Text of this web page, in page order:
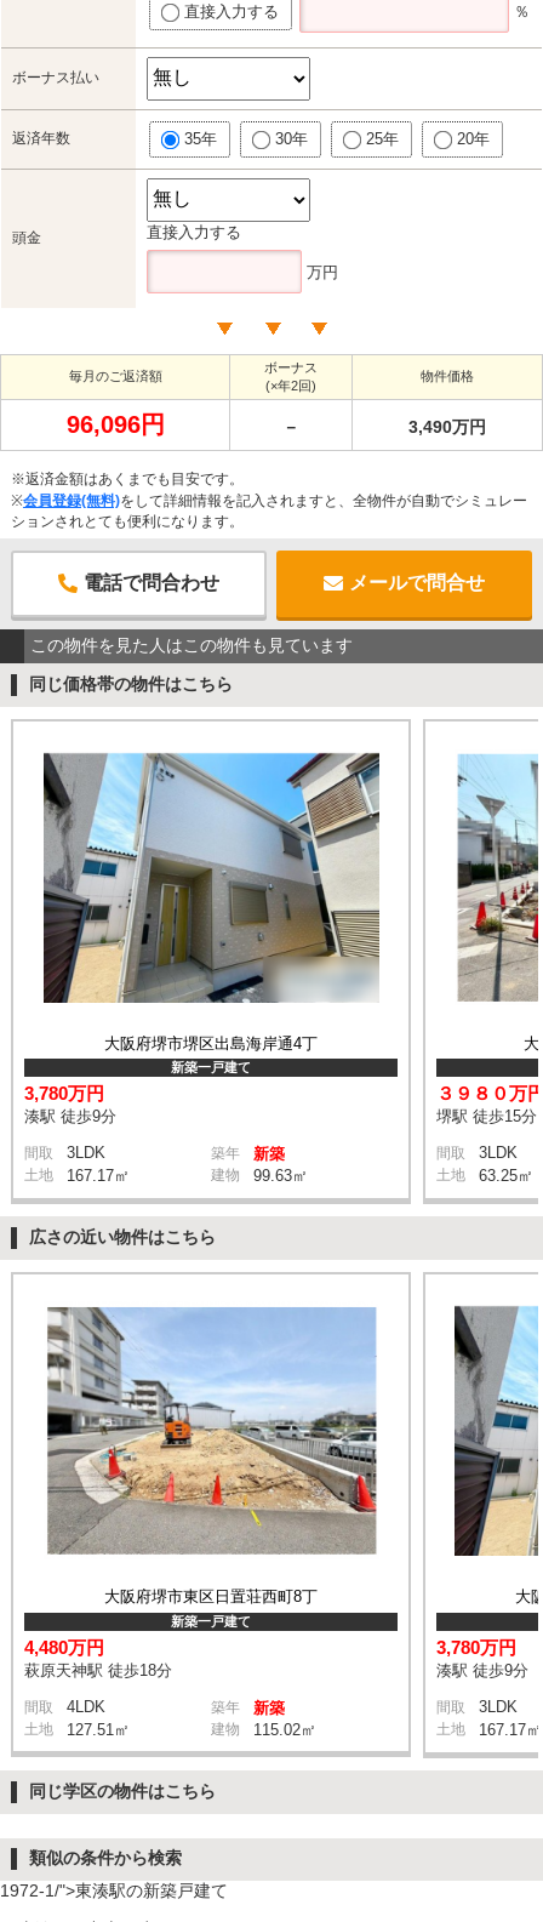
直接入力する ％
ボーナス払い
返済年数 35年 30年 25年 20年
頭金 直接入力する
万円
毎月のご返済額
ボーナス
(×年2回)
物件価格
96,096円 － 3,490万円
※返済金額はあくまでも目安です。
※会員登録(無料)をして詳細情報を記入されますと、全物件が自動でシミュレー
ションされとても便利になります。
電話で問合わせ メールで問合せ
この物件を見た人はこの物件も見ています
同じ価格帯の物件はこちら
大阪府堺市堺区出島海岸通4丁
新築一戸建て
3,780万円
湊駅 徒歩9分
間取 3LDK 築年 新築
土地 167.17㎡ 建物 99.63㎡
３９８０万
堺駅 徒歩15分
間取 3LDK
土地 63.25㎡
広さの近い物件はこちら
大阪府堺市東区日置荘西町8丁
新築一戸建て
4,480万円
萩原天神駅 徒歩18分
間取 4LDK 築年 新築
土地 127.51㎡ 建物 115.02㎡
大
3,780万円
湊駅 徒歩9分
間取 3LDK
土地 167.17㎡
同じ学区の物件はこちら
類似の条件から検索
1972-1/">東湊駅の新築戸建て